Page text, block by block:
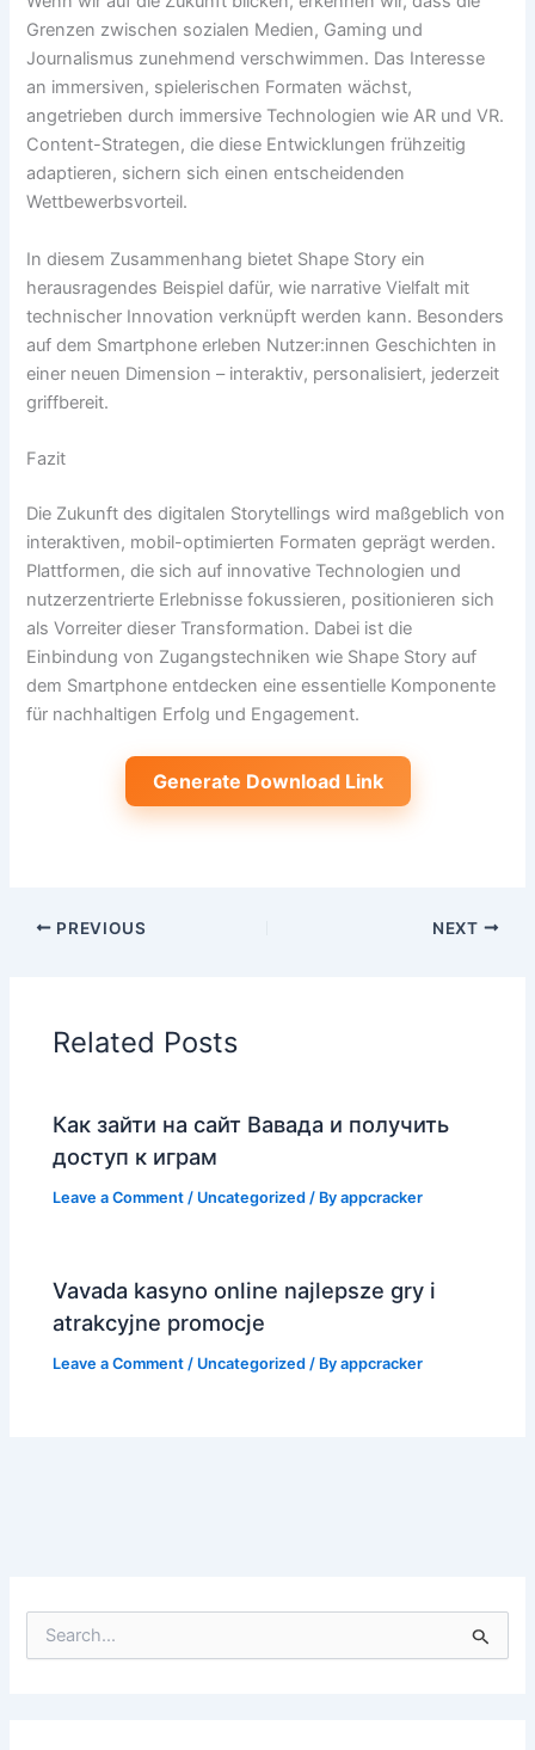
Grenzen zwischen sozialen Medien, Gaming und
Journalismus zunehmend verschwimmen. Das Interesse
an immersiven, spielerischen Formaten wächst,
angetrieben durch immersive Technologien wie AR und VR.
Content-Strategen, die diese Entwicklungen frühzeitig
adaptieren, sichern sich einen entscheidenden
Wettbewerbsvorteil.
In diesem Zusammenhang bietet Shape Story ein
herausragendes Beispiel dafür, wie narrative Vielfalt mit
technischer Innovation verknüpft werden kann. Besonders
auf dem Smartphone erleben Nutzer:innen Geschichten in
einer neuen Dimension – interaktiv, personalisiert, jederzeit
griffbereit.
Fazit
Die Zukunft des digitalen Storytellings wird maßgeblich von
interaktiven, mobil-optimierten Formaten geprägt werden.
Plattformen, die sich auf innovative Technologien und
nutzerzentrierte Erlebnisse fokussieren, positionieren sich
als Vorreiter dieser Transformation. Dabei ist die
Einbindung von Zugangstechniken wie Shape Story auf
dem Smartphone entdecken eine essentielle Komponente
für nachhaltigen Erfolg und Engagement.
Generate Download Link
PREVIOUS NEXT
Related Posts
Как зайти на сайт Вавада и получить
доступ к играм
Leave a Comment / Uncategorized / Byappcracker
Vavada kasyno online najlepsze gry i
atrakcyjne promocje
Leave a Comment / Uncategorized / Byappcracker